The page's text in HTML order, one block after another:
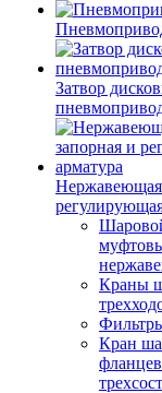
Затвор
Нержавеющая
Краны
Кран